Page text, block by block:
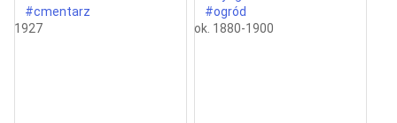
#cmentarz
1927
Monumental-
#ogród
ok. 1880-1900